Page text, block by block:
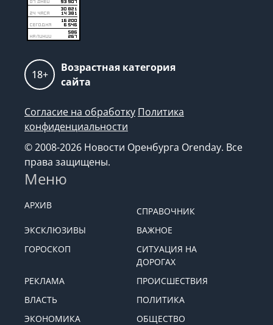
18+
Возрастная категория
сайта
Согласие на обработку Политика
конфиденциальности
© 2008-2026 Новости Оренбурга Orenday. Все
права защищены.
Меню
АРХИВ
СПРАВОЧНИК
ЭКСКЛЮЗИВЫ
ВАЖНОЕ
ГОРОСКОП
СИТУАЦИЯ НА
ДОРОГАХ
РЕКЛАМА
ПРОИСШЕСТВИЯ
ВЛАСТЬ
ПОЛИТИКА
ЭКОНОМИКА
ОБЩЕСТВО